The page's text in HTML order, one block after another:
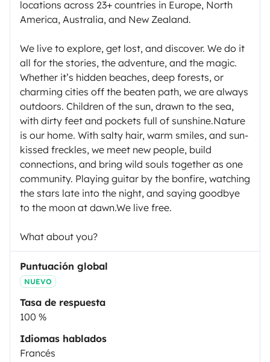
locations across 23+ countries in Europe, North
America, Australia, and New Zealand.
We live to explore, get lost, and discover. We do it
all for the stories, the adventure, and the magic.
Whether it’s hidden beaches, deep forests, or
charming cities off the beaten path, we are always
outdoors. Children of the sun, drawn to the sea,
with dirty feet and pockets full of sunshine.Nature
is our home. With salty hair, warm smiles, and sun-
kissed freckles, we meet new people, build
connections, and bring wild souls together as one
community. Playing guitar by the bonfire, watching
the stars late into the night, and saying goodbye
to the moon at dawn.We live free.
What about you?
Puntuación global
NUEVO
Tasa de respuesta
100 %
Idiomas hablados
Francés